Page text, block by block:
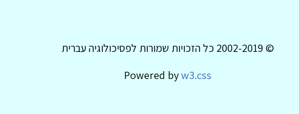
© 2002-2019 כל הזכויות שמורות לפסיכולוגיה עברית
Powered byw3.css